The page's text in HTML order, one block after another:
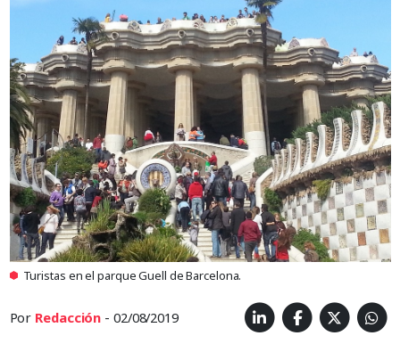
Turistas en el parque Guell de Barcelona.
Por Redacción - 02/08/2019